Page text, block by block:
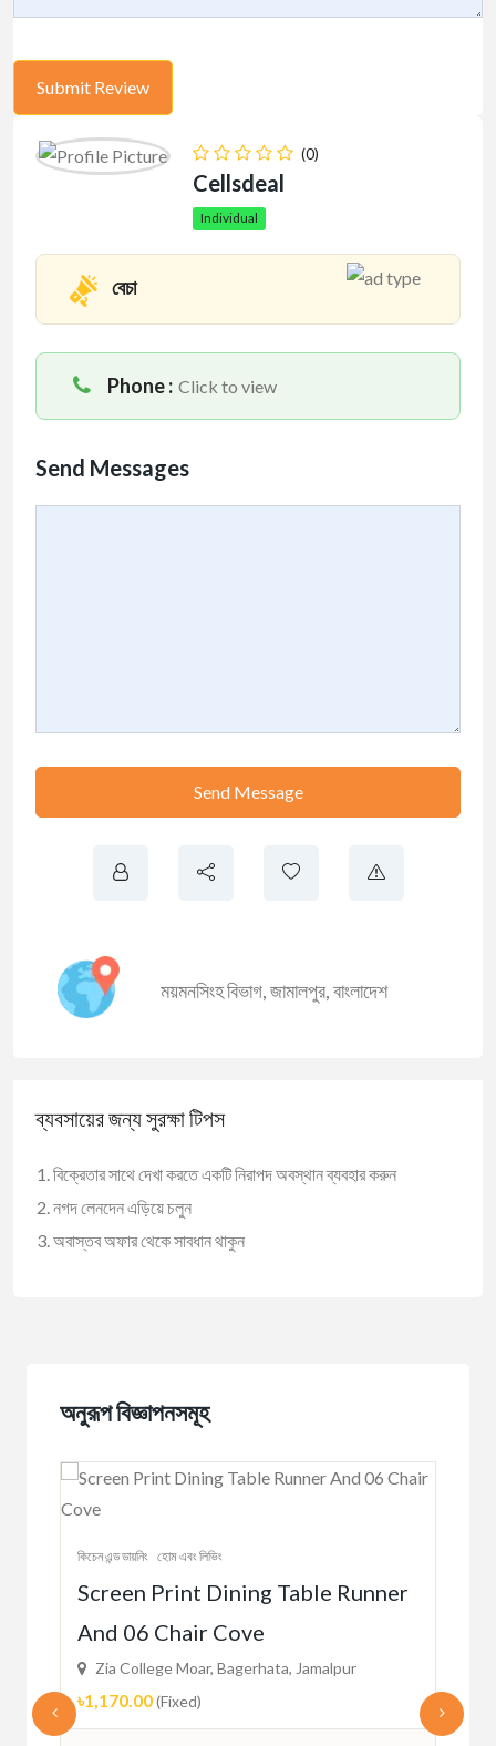
(0)
Cellsdeal
Individual
বেচা
Phone : Click to view
Send Messages
Send Message
ময়মনসিংহ বিভাগ,জামালপুর,বাংলাদেশ
ব্যবসায়ের জন্য সুরক্ষা টিপস
বিক্রেতার সাথে দেখা করতে একটি নিরাপদ অবস্থান ব্যবহার করুন
নগদ লেনদেন এড়িয়ে চলুন
অবাস্তব অফার থেকে সাবধান থাকুন
অনুরূপ বিজ্ঞাপনসমূহ
কিচেন এন্ড ডায়নিং হোম এবং লিভিং
Screen Print Dining Table Runner
And 06 Chair Cove
Zia College Moar, Bagerhata, Jamalpur
৳1,170.00(Fixed)